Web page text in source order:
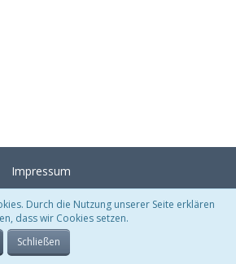
Impressum
, erstellt vonKittMedia
Software:
Durch die Nutzung unserer Seite erklären
dass wir Cookies setzen.
Schließen